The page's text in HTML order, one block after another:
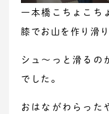
一本橋こちょこち
膝でお山を作り滑
シュ～っと滑るの
でした。
おはながわらった